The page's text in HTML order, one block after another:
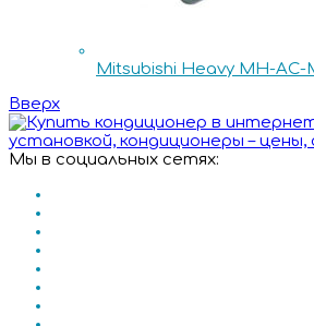
Mitsubishi Heavy MH-AC-
Вверх
Мы в социальных сетях: